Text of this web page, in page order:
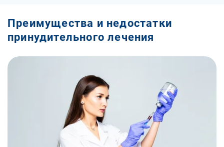
Преимущества и недостатки
принудительного лечения